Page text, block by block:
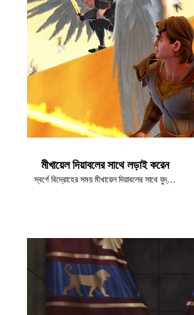
মীখায়েল দিয়াবলের সাথে লড়াই করেন
স্বর্গে বিদ্রোহের সময় মীখায়েল দিয়াবলের সাথে যুদ্ধ করেন